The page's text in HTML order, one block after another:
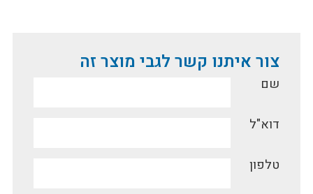
צור איתנו קשר לגבי מוצר זה
שם
דוא"ל
טלפון